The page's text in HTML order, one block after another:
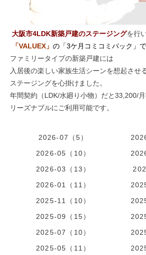
大阪市4LDK新築戸建のステージングを行
「VALUEX 」 の「3ケ月コミコミパック」
ファミリータイプの新築戸建には
入居後の楽しい家族生活シーンを想起させ
ステージングを心掛けました。
年間契約（LDK/水廻り小物）だと33,200/
リーズナブルにご利用可能です。
2026-07（5）
2026-05（10）
2026-03（13）
2026-01（11）
2025-11（10）
2025-09（15）
2025-07（10）
2025-05（11）